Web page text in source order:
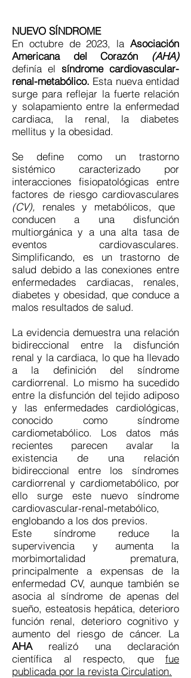
NUEVO SÍNDROME
En octubre de 2023, la Asociación
Americana del Corazón (AHA)
definía el síndrome cardiovascular-
renal-metabólico. Esta nueva entidad
surge para reflejar la fuerte relación
y solapamiento entre la enfermedad
cardiaca, la renal, la diabetes
mellitus y la obesidad.
Se define como un trastorno
sistémico caracterizado por
interacciones fisiopatológicas entre
factores de riesgo cardiovasculares
(CV), renales y metabólicos, que
conducen a una disfunción
multiorgánica y a una alta tasa de
eventos cardiovasculares.
Simplificando, es un trastorno de
salud debido a las conexiones entre
enfermedades cardiacas, renales,
diabetes y obesidad, que conduce a
malos resultados de salud.
La evidencia demuestra una relación
bidireccional entre la disfunción
renal y la cardiaca, lo que ha llevado
a la definición del síndrome
cardiorrenal. Lo mismo ha sucedido
entre la disfunción del tejido adiposo
y las enfermedades cardiológicas,
conocido como síndrome
cardiometabólico. Los datos más
recientes parecen avalar la
existencia de una relación
bidireccional entre los síndromes
cardiorrenal y cardiometabólico, por
ello surge este nuevo síndrome
cardiovascular-renal-metabólico,
englobando a los dos previos.
Este síndrome reduce la
supervivencia y aumenta la
morbimortalidad prematura,
principalmente a expensas de la
enfermedad CV, aunque también se
asocia al síndrome de apenas del
sueño, esteatosis hepática, deterioro
función renal, deterioro cognitivo y
aumento del riesgo de cáncer. La
AHArealizó una declaración
científica al respecto, que fue
publicada por la revista Circulation.